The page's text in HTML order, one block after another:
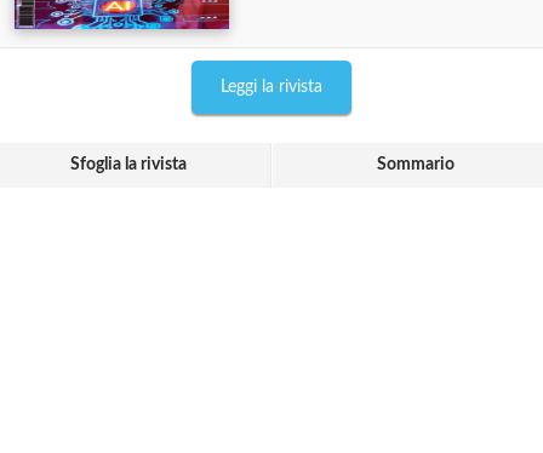
Leggi la rivista
Sfoglia la rivista Sommario